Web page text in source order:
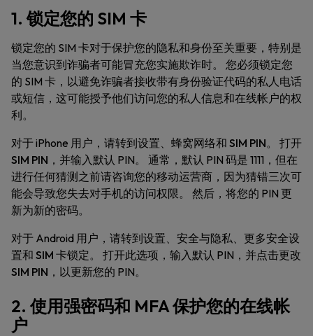
1. 锁定您的 SIM 卡
锁定您的 SIM 卡对于保护您的隐私和身份至关重要，特别是
当您意识到诈骗者可能冒充您实施欺诈时。 您必须锁定您
的 SIM 卡，以避免诈骗者接收带有身份验证代码的私人电话
或短信，这可能授予他们访问您的私人信息和在线帐户的权
利。
对于 iPhone 用户，请转到设置、 蜂窝网络和 SIM PIN。 打开
SIM PIN ，并输入默认 PIN。 通常，默认 PIN 码是 1111，但在
进行任何猜测之前请咨询您的移动运营商，因为猜错三次可
能会导致您失去对手机的访问权限。 然后，将您的 PIN 更
新为新的密码。
对于 Android 用户，请转到设置、 安全与隐私、 更多安全设
置和 SIM 卡锁定。 打开此选项，输入默认 PIN，并点击更改
SIM PIN ，以更新您的 PIN。
2. 使用强密码和 MFA 保护您的在线帐
户